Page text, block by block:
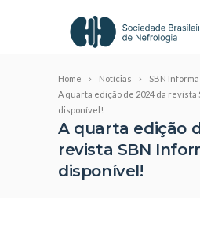
Home Notícias
SBN Informa
A quarta edição de 2024 da revista
disponível!
A quarta edição
revista SBN
disponível!